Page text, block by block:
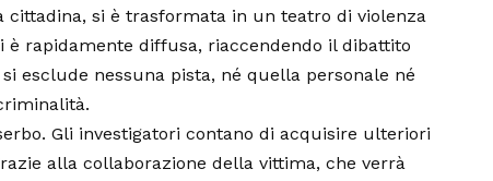
cittadina, si è trasformata in un teatro di violenza
è rapidamente diffusa, riaccendendo il dibattito
esclude nessuna pista, né quella personale né
Gli investigatori contano di acquisire ulteriori
alla collaborazione della vittima, che verrà